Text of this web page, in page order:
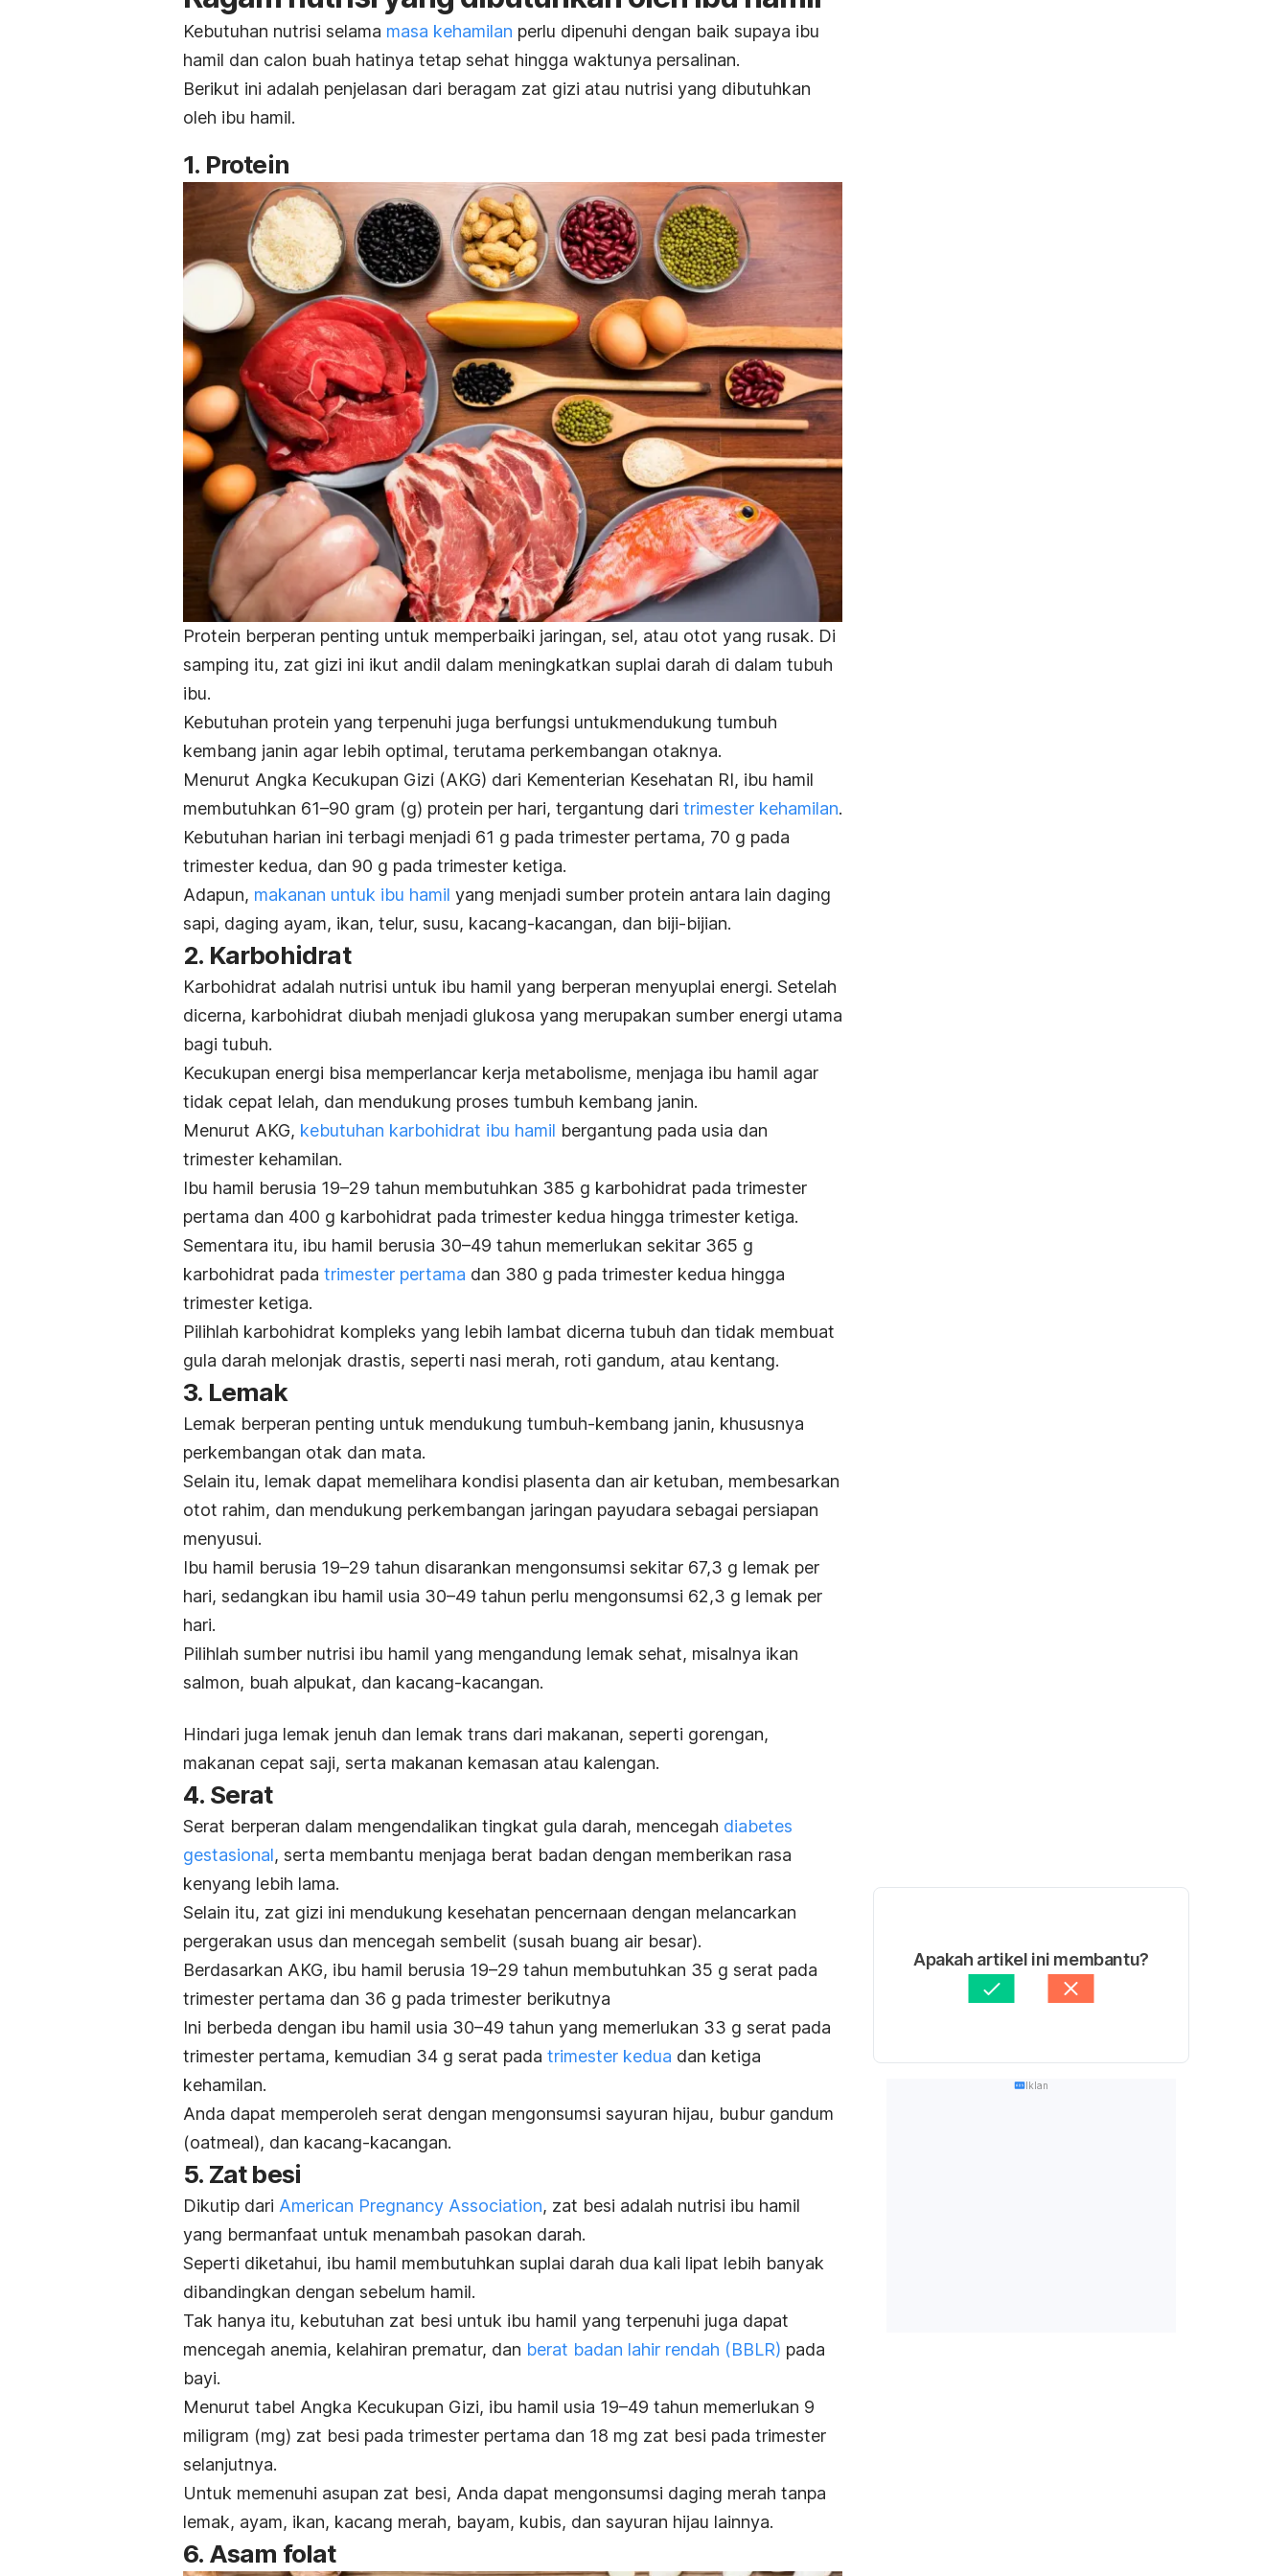
Kebutuhan nutrisi selama masa kehamilan perlu dipenuhi dengan baik supaya ibu
hamil dan calon buah hatinya tetap sehat hingga waktunya persalinan.
Berikut ini adalah penjelasan dari beragam zat gizi atau nutrisi yang dibutuhkan
oleh ibu hamil.
1. Protein
Protein berperan penting untuk memperbaiki jaringan, sel, atau otot yang rusak. Di
samping itu, zat gizi ini ikut andil dalam meningkatkan suplai darah di dalam tubuh
ibu.
Kebutuhan protein yang terpenuhi juga berfungsi untukmendukung tumbuh
kembang janin agar lebih optimal, terutama perkembangan otaknya.
Menurut Angka Kecukupan Gizi (AKG) dari Kementerian Kesehatan RI, ibu hamil
membutuhkan 61–90 gram (g) protein per hari, tergantung dari trimester kehamilan.
Kebutuhan harian ini terbagi menjadi 61 g pada trimester pertama, 70 g pada
trimester kedua, dan 90 g pada trimester ketiga.
Adapun, makanan untuk ibu hamil yang menjadi sumber protein antara lain daging
sapi, daging ayam, ikan, telur, susu, kacang-kacangan, dan biji-bijian.
2. Karbohidrat
Karbohidrat adalah nutrisi untuk ibu hamil yang berperan menyuplai energi. Setelah
dicerna, karbohidrat diubah menjadi glukosa yang merupakan sumber energi utama
bagi tubuh.
Kecukupan energi bisa memperlancar kerja metabolisme, menjaga ibu hamil agar
tidak cepat lelah, dan mendukung proses tumbuh kembang janin.
Menurut AKG, kebutuhan karbohidrat ibu hamil bergantung pada usia dan
trimester kehamilan.
Ibu hamil berusia 19–29 tahun membutuhkan 385 g karbohidrat pada trimester
pertama dan 400 g karbohidrat pada trimester kedua hingga trimester ketiga.
Sementara itu, ibu hamil berusia 30–49 tahun memerlukan sekitar 365 g
karbohidrat pada trimester pertama dan 380 g pada trimester kedua hingga
trimester ketiga.
Pilihlah karbohidrat kompleks yang lebih lambat dicerna tubuh dan tidak membuat
gula darah melonjak drastis, seperti nasi merah, roti gandum, atau kentang.
3. Lemak
Lemak berperan penting untuk mendukung tumbuh-kembang janin, khususnya
perkembangan otak dan mata.
Selain itu, lemak dapat memelihara kondisi plasenta dan air ketuban, membesarkan
otot rahim, dan mendukung perkembangan jaringan payudara sebagai persiapan
menyusui.
Ibu hamil berusia 19–29 tahun disarankan mengonsumsi sekitar 67,3 g lemak per
hari, sedangkan ibu hamil usia 30–49 tahun perlu mengonsumsi 62,3 g lemak per
hari.
Pilihlah sumber nutrisi ibu hamil yang mengandung lemak sehat, misalnya ikan
salmon, buah alpukat, dan kacang-kacangan.
Hindari juga lemak jenuh dan lemak trans dari makanan, seperti gorengan,
makanan cepat saji, serta makanan kemasan atau kalengan.
4. Serat
Serat berperan dalam mengendalikan tingkat gula darah, mencegah diabetes
gestasional, serta membantu menjaga berat badan dengan memberikan rasa
kenyang lebih lama.
Selain itu, zat gizi ini mendukung kesehatan pencernaan dengan melancarkan
pergerakan usus dan mencegah sembelit (susah buang air besar).
Berdasarkan AKG, ibu hamil berusia 19–29 tahun membutuhkan 35 g serat pada
trimester pertama dan 36 g pada trimester berikutnya
Ini berbeda dengan ibu hamil usia 30–49 tahun yang memerlukan 33 g serat pada
trimester pertama, kemudian 34 g serat pada trimester kedua dan ketiga
kehamilan.
Anda dapat memperoleh serat dengan mengonsumsi sayuran hijau, bubur gandum
(oatmeal), dan kacang-kacangan.
5. Zat besi
Dikutip dari American Pregnancy Association, zat besi adalah nutrisi ibu hamil
yang bermanfaat untuk menambah pasokan darah.
Seperti diketahui, ibu hamil membutuhkan suplai darah dua kali lipat lebih banyak
dibandingkan dengan sebelum hamil.
Tak hanya itu, kebutuhan zat besi untuk ibu hamil yang terpenuhi juga dapat
mencegah anemia, kelahiran prematur, dan berat badan lahir rendah (BBLR) pada
bayi.
Menurut tabel Angka Kecukupan Gizi, ibu hamil usia 19–49 tahun memerlukan 9
miligram (mg) zat besi pada trimester pertama dan 18 mg zat besi pada trimester
selanjutnya.
Untuk memenuhi asupan zat besi, Anda dapat mengonsumsi daging merah tanpa
lemak, ayam, ikan, kacang merah, bayam, kubis, dan sayuran hijau lainnya.
6. Asam folat
Apakah artikel ini membantu?
Iklan